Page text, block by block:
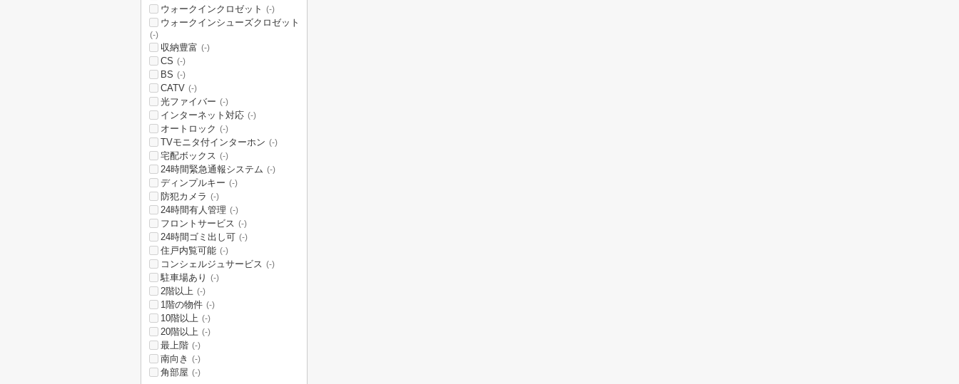
ウォークインクロゼット (-)
ウォークインシューズクロゼット
(-)
収納豊富 (-)
CS (-)
BS (-)
CATV (-)
光ファイバー (-)
インターネット対応 (-)
オートロック (-)
TVモニタ付インターホン (-)
宅配ボックス (-)
24時間緊急通報システム (-)
ディンプルキー (-)
防犯カメラ (-)
24時間有人管理 (-)
フロントサービス (-)
24時間ゴミ出し可 (-)
住戸内覧可能 (-)
コンシェルジュサービス (-)
駐車場あり (-)
2階以上 (-)
1階の物件 (-)
10階以上 (-)
20階以上 (-)
最上階 (-)
南向き (-)
角部屋 (-)